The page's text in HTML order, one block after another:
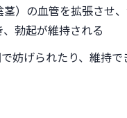
）の血管を拡張させ
勃起が維持される
妨げられたり、維持で